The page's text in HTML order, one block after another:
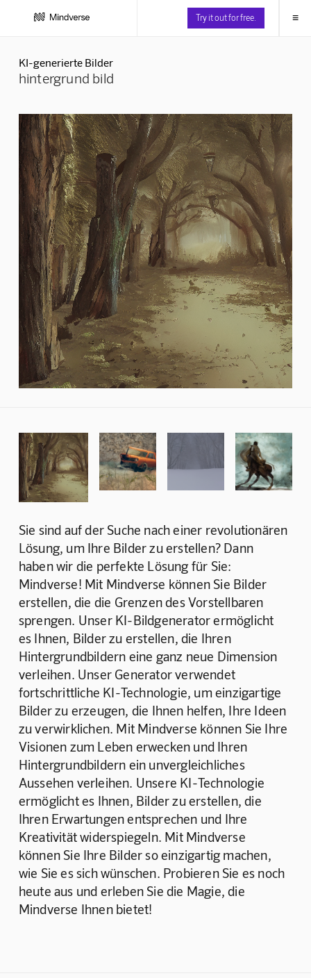
Try it out for free. ≡
KI-generierte Bilder
hintergrund bild
Sie sind auf der Suche nach einer revolutionären
Lösung, um Ihre Bilder zu erstellen? Dann
haben wir die perfekte Lösung für Sie:
Mindverse! Mit Mindverse können Sie Bilder
erstellen, die die Grenzen des Vorstellbaren
sprengen. Unser KI-Bildgenerator ermöglicht
es Ihnen, Bilder zu erstellen, die Ihren
Hintergrundbildern eine ganz neue Dimension
verleihen. Unser Generator verwendet
fortschrittliche KI-Technologie, um einzigartige
Bilder zu erzeugen, die Ihnen helfen, Ihre Ideen
zu verwirklichen. Mit Mindverse können Sie Ihre
Visionen zum Leben erwecken und Ihren
Hintergrundbildern ein unvergleichliches
Aussehen verleihen. Unsere KI-Technologie
ermöglicht es Ihnen, Bilder zu erstellen, die
Ihren Erwartungen entsprechen und Ihre
Kreativität widerspiegeln. Mit Mindverse
können Sie Ihre Bilder so einzigartig machen,
wie Sie es sich wünschen. Probieren Sie es noch
heute aus und erleben Sie die Magie, die
Mindverse Ihnen bietet!